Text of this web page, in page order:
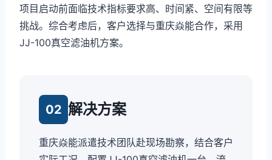
项目启动前面临技术指标要求高、时间紧、空间有限等
挑战。综合考虑后，客户选择与重庆焱能合作，采用
JJ-100真空滤油机方案。
02 解决方案
重庆焱能派遣技术团队赴现场勘察，结合客户